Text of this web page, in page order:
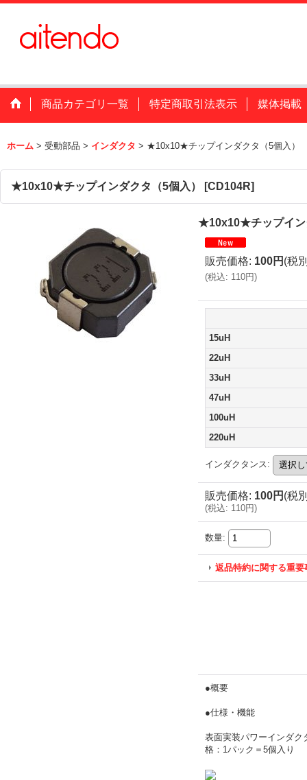
商品カテゴリ一覧 特定商取引法表示 媒体掲載
ホーム > 受動部品 > インダクタ > ★10x10★チップインダクタ（5個入）
★10x10★チップインダクタ（5個入） [CD104R]
★10x10★チップイン
販売価格: 100円 (税
(税込: 110円)
15uH
22uH
33uH
47uH
100uH
220uH
インダクタンス:
販売価格: 100円 (税
(税込: 110円)
数量:
返品特約に関する重要
●概要
●仕様・機能
表面実装パワーインダク
格：1パック＝5個入り